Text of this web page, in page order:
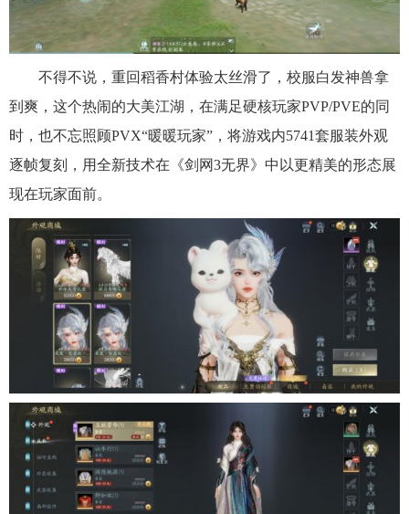
不得不说，重回稻香村体验太丝滑了，校服白发神兽拿
到爽，这个热闹的大美江湖，在满足硬核玩家PVP/PVE的同
时，也不忘照顾PVX“暖暖玩家”，将游戏内5741套服装外观
逐帧复刻，用全新技术在《剑网3无界》中以更精美的形态展
现在玩家面前。